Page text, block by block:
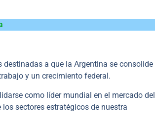
a que la Argentina se consolide
y un crecimiento federal.
como líder mundial en el mercado del
sectores estratégicos de nuestra